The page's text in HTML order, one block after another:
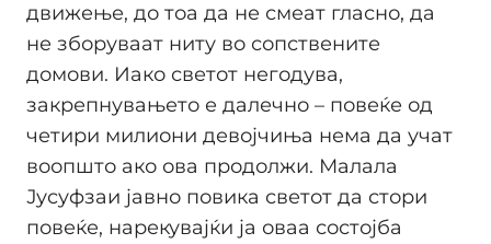
движење, до тоа да не смеат гласно, да
не зборуваат ниту во сопствените
домови. Иако светот негодува,
закрепнувањето е далечно – повеќе од
четири милиони девојчиња нема да учат
воопшто ако ова продолжи. Малала
Јусуфзаи јавно повика светот да стори
повеќе, нарекувајќи ја оваа состојба